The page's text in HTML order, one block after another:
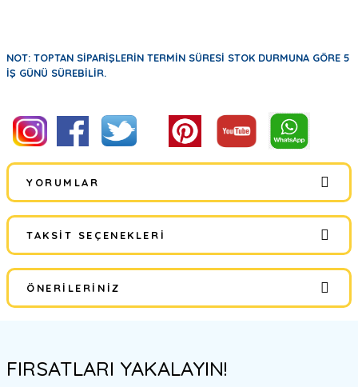
NOT: TOPTAN SİPARİŞLERİN TERMİN SÜRESİ STOK DURMUNA GÖRE 5
İŞ GÜNÜ SÜREBİLİR.
YORUMLAR
Bu ürüne ilk yorumu siz yapın!
Yorum Yaz
TAKSIT SEÇENEKLERI
ÖNERILERINIZ
tarafımıza iletebilirsiniz.
Görüş ve önerileriniz için teşekkür ederiz.
FIRSATLARI YAKALAYIN!